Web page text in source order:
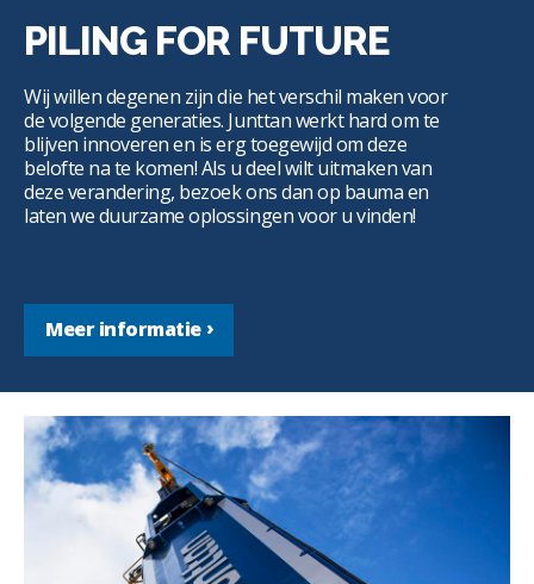
PILING FOR FUTURE
Wij willen degenen zijn die het verschil maken voor
de volgende generaties. Junttan werkt hard om te
blijven innoveren en is erg toegewijd om deze
belofte na te komen! Als u deel wilt uitmaken van
deze verandering, bezoek ons dan op bauma en
laten we duurzame oplossingen voor u vinden!
Meer informatie